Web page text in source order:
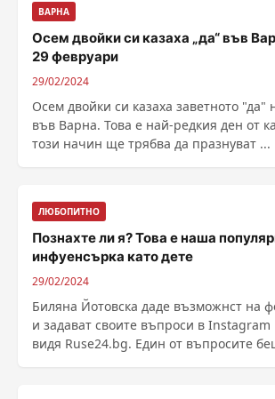
ВАРНА
Осем двойки си казаха „да“ във
29 февруари
29/02/2024
Осем двойки си казаха заветното "да"
във Варна. Това е най-редкия ден от
този начин ще трябва да празнуват ...
ЛЮБОПИТНО
Познахте ли я? Това е наша
инфуенсърка като дете
29/02/2024
Биляна Йотовска даде възможнст на
и задават своите въпроси в
видя Ruse24.bg. Един от